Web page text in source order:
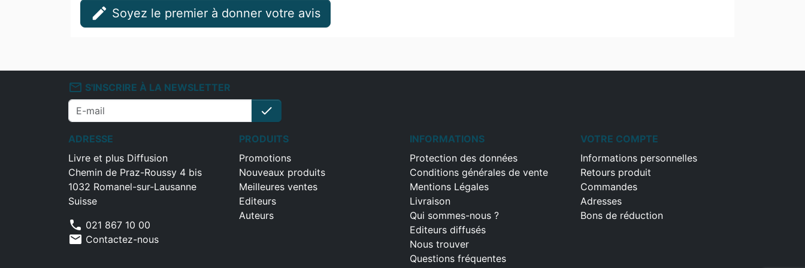
edit Soyez le premier à donner votre avis
mail_outline S'INSCRIRE À LA NEWSLETTER
check
ADRESSE
Livre et plus Diffusion
Chemin de Praz-Roussy 4 bis
1032 Romanel-sur-Lausanne
Suisse
phone 021 867 10 00
mail Contactez-nous
PRODUITS
Promotions
Nouveaux produits
Meilleures ventes
Editeurs
Auteurs
INFORMATIONS
Protection des données
Conditions générales de vente
Mentions Légales
Livraison
Qui sommes-nous ?
Editeurs diffusés
Nous trouver
Questions fréquentes
VOTRE COMPTE
Informations personnelles
Retours produit
Commandes
Adresses
Bons de réduction